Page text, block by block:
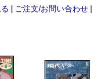
ご注文/お問い合わせ